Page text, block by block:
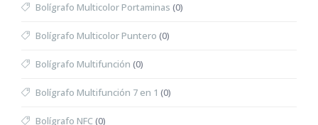
Bolígrafo Multicolor Portaminas (0)
Bolígrafo Multicolor Puntero (0)
Bolígrafo Multifunción (0)
Bolígrafo Multifunción 7 en 1 (0)
Bolígrafo NFC(0)